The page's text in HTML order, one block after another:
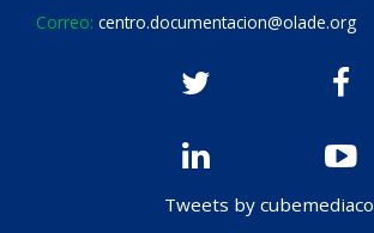
Correo: centro.documentacion@olade.org
Tweets by cubemediaco